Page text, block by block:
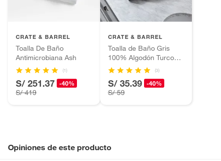
CRATE & BARREL
Toalla De Baño
Antimicrobiana Ash
(1)
S/ 251.37 -40%
S/ 419
CRATE & BARREL
Toalla de Baño Gris
100% Algodón Turco
800gr
(3)
S/ 35.39 -40%
S/ 59
Opiniones de este producto